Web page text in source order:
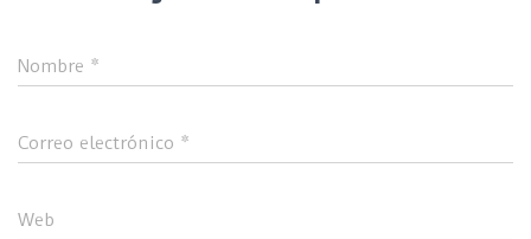
Nombre *
Correo electrónico *
Web